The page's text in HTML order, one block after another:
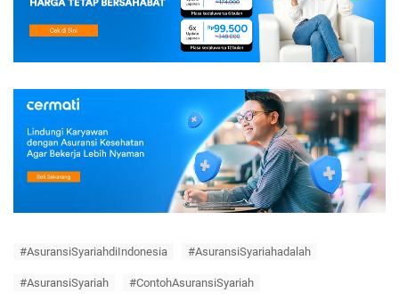
#AsuransiSyariahdiIndonesia #AsuransiSyariahadalah
#AsuransiSyariah #ContohAsuransiSyariah